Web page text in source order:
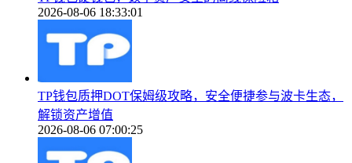
2026-08-06 18:33:01
TP钱包质押DOT保姆级攻略，安全便捷参与波卡生态，
解锁资产增值
2026-08-06 07:00:25